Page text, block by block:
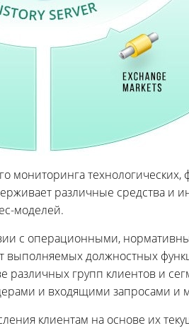
мониторинга
различные средства и
моделей.
с операционными,
выполняемых должностных
групп клиентов и
и входящими запросами и
клиентам на основе их